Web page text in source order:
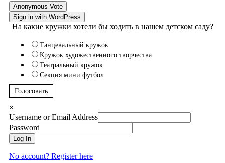
Anonymous Vote
Sign in with WordPress
На какие кружки хотели бы ходить в нашем детском саду?
Танцевальный кружок
Кружок художественного творчества
Театральный кружок
Секция мини футбол
Голосовать
×
Username or Email Address
Password
Log In
No account? Register here